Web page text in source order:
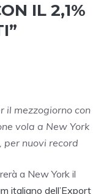
IL 2,1%
il mezzogiorno con
vola a New York
per nuovi record
a New York il
italiano dell’Export